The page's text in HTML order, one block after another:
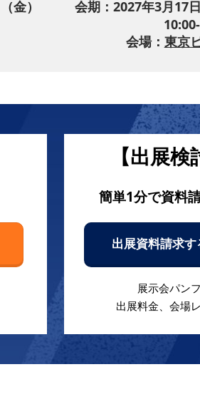
金）
会期：2027年3月17
会場： 東京
【出展検
簡単1分で資料
出展資料請求す
展示会パン
出展料金、会場